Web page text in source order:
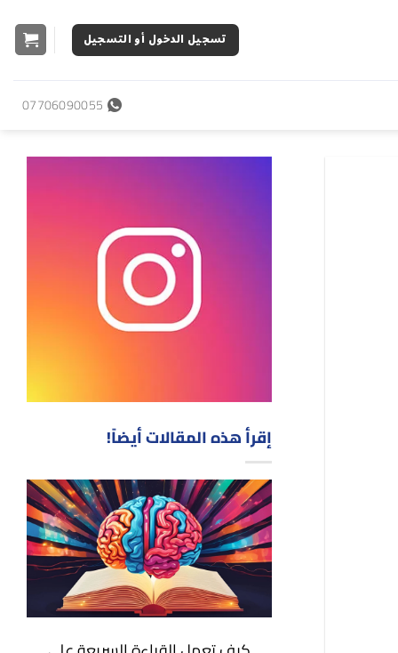
تسجيل الدخول أو التسجيل
07706090055
إقرأ هذه المقالات أيضاً!